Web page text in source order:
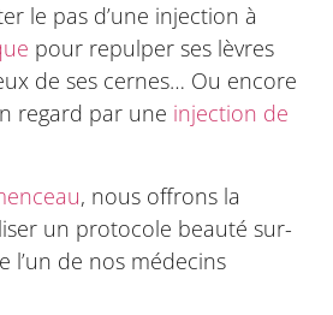
le pas d’une injection à
pour repulper ses lèvres
de ses cernes… Ou encore
regard par une injection de
, nous offrons la
un protocole beauté sur-
l’un de nos médecins